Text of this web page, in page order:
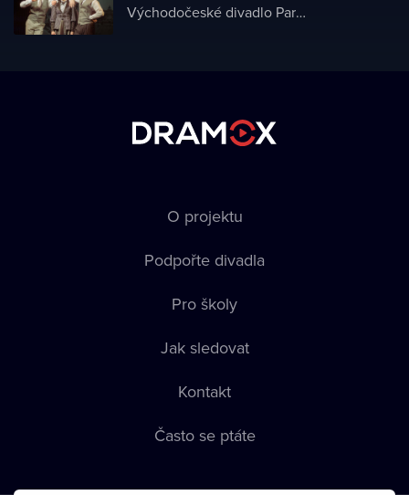
Východočeské divadlo Pardubice
O projektu
Podpořte divadla
Pro školy
Jak sledovat
Kontakt
Často se ptáte